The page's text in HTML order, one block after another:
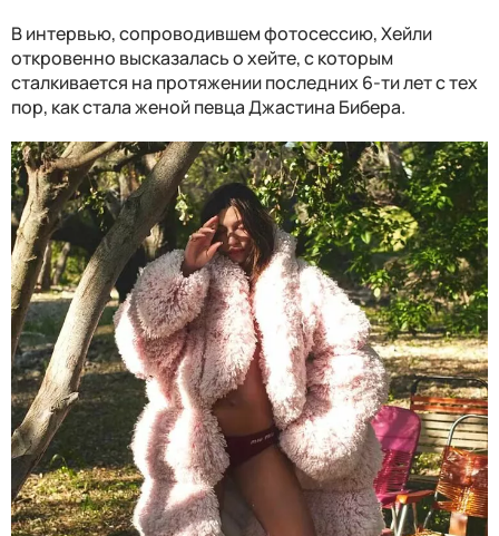
В интервью, сопроводившем фотосессию, Хейли
откровенно высказалась о хейте, с которым
сталкивается на протяжении последних 6-ти лет с тех
пор, как стала женой певца Джастина Бибера.